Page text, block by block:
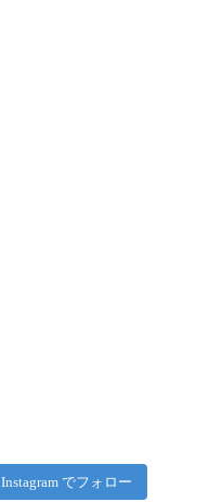
Instagram でフォロー